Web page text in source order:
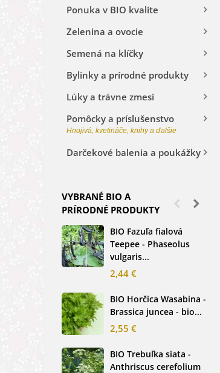
Ponuka v BIO kvalite
Zelenina a ovocie
Semená na klíčky
Bylinky a prírodné produkty
Lúky a trávne zmesi
Pomôcky a príslušenstvo
Hnojivá, kvetináče, knihy a ďalšie
Darčekové balenia a poukážky
VYBRANÉ BIO A
PRÍRODNÉ PRODUKTY
BIO Fazuľa fialová
Teepee - Phaseolus
vulgaris...
2,44 €
BIO Horčica Wasabina -
Brassica juncea - bio...
2,55 €
BIO Trebuľka siata -
Anthriscus cerefolium